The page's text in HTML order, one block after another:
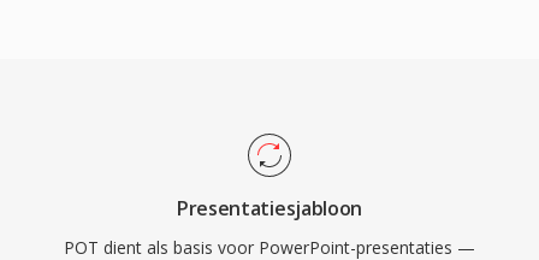
Presentatiesjabloon
POT dient als basis voor PowerPoint-presentaties —